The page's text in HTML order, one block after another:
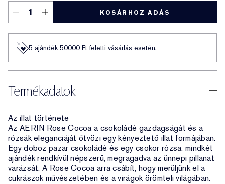
KOSÁRHOZ ADÁS
5 ajándék 50000​ Ft feletti vásárlás esetén.
Termékadatok
Az illat története
Az AERIN Rose Cocoa a csokoládé gazdagságát és a
rózsák eleganciáját ötvözi egy kényeztető illat formájában.
Egy doboz pazar csokoládé és egy csokor rózsa, mindkét
ajándék rendkívül népszerű, megragadva az ünnepi pillanat
varázsát. A Rose Cocoa arra csábít, hogy merüljünk el a
cukrászok művészetében és a virágok örömteli világában.